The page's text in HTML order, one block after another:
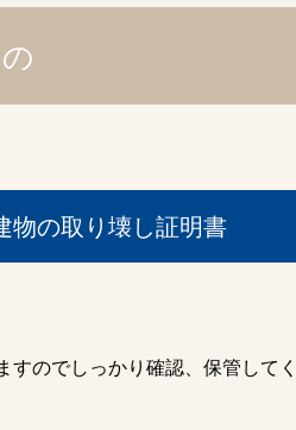
物の取り壊し証明書
すのでしっかり確認、保管してく